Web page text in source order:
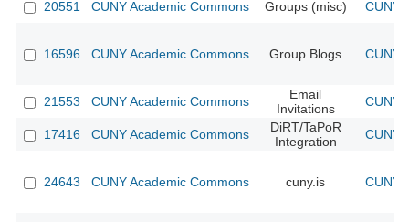
20551 CUNY Academic Commons Groups (misc) CUNY
16596 CUNY Academic Commons Group Blogs CUNY
21553 CUNY Academic Commons
Email
Invitations
CUNY
17416 CUNY Academic Commons
DiRT/TaPoR
Integration
CUNY
24643 CUNY Academic Commons cuny.is CUNY